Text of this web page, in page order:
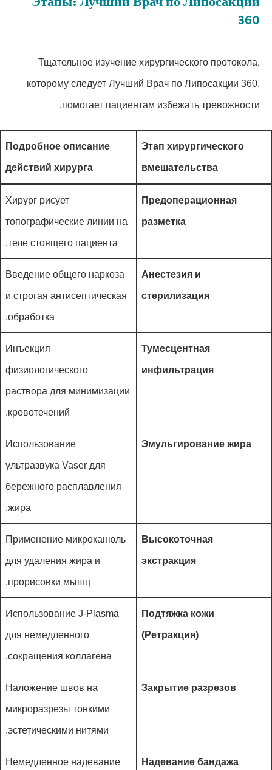
Этапы: Лучший Врач по Липосакции
360
Тщательное изучение хирургического протокола,
которому следует Лучший Врач по Липосакции 360,
помогает пациентам избежать тревожности.
Этап хирургического
вмешательства
Подробное описание
действий хирурга
Предоперационная
разметка
Хирург рисует
топографические линии на
теле стоящего пациента.
Анестезия и
стерилизация
Введение общего наркоза
и строгая антисептическая
обработка.
Тумесцентная
инфильтрация
Инъекция
физиологического
раствора для минимизации
кровотечений.
Эмульгирование жира
Использование
ультразвука Vaser для
бережного расплавления
жира.
Высокоточная
экстракция
Применение микроканюль
для удаления жира и
прорисовки мышц.
Подтяжка кожи
(Ретракция)
Использование J-Plasma
для немедленного
сокращения коллагена.
Закрытие разрезов
Наложение швов на
микроразрезы тонкими
эстетическими нитями.
Надевание бандажа
Немедленное надевание